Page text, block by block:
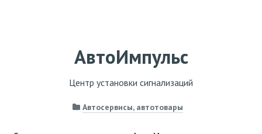
АвтоИмпульс
Центр установки сигнализаций
Автосервисы, автотовары